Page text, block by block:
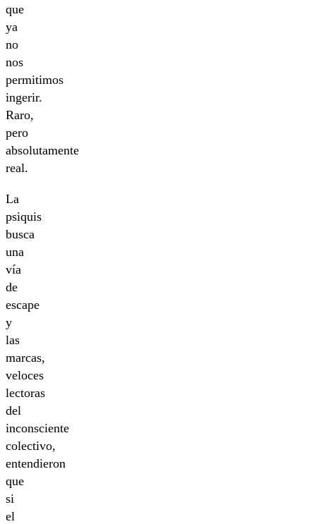
que
ya
no
nos
permitimos
ingerir.
Raro,
pero
absolutamente
real.
La
psiquis
busca
una
vía
de
escape
y
las
marcas,
veloces
lectoras
del
inconsciente
colectivo,
entendieron
que
si
el